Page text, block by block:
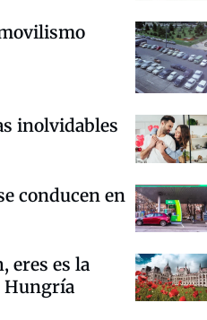
inolvidables
conducen en
eres es la
Hungría